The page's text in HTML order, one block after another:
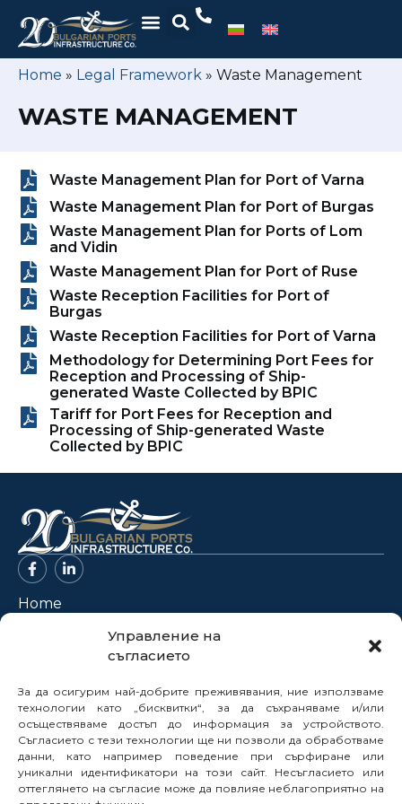
Управление на
съгласието
За да осигурим най-добрите преживявания, ние използваме
технологии като „бисквитки“, за да съхраняваме и/или
осъществяваме достъп до информация за устройството.
Съгласието с тези технологии ще ни позволи да обработваме
данни, като например поведение при сърфиране или
уникални идентификатори на този сайт. Несъгласието или
оттеглянето на съгласие може да повлияе неблагоприятно на
Home » Legal Framework » Waste Management
WASTE MANAGEMENT
Waste Management Plan for Port of Varna
Waste Management Plan for Port of Burgas
Waste Management Plan for Ports of Lom
and Vidin
Waste Management Plan for Port of Ruse
Waste Reception Facilities for Port of
Burgas
Waste Reception Facilities for Port of Varna
Methodology for Determining Port Fees for
Reception and Processing of Ship-
generated Waste Collected by BPIC
Tariff for Port Fees for Reception and
Processing of Ship-generated Waste
Collected by BPIC
Home
News
Legal Framework
Electronic Services
Buyer Profile
Careers